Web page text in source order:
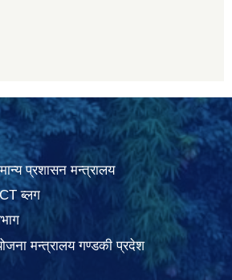
प्रशासन मन्त्रालय
ब्लग
मन्त्रालय गण्डकी प्रदेश